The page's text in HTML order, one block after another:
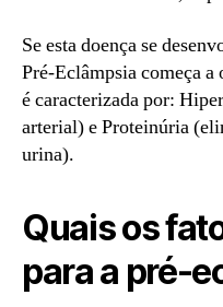
Se esta doença se
Pré-Eclâmpsia começa
é caracterizada por:
arterial) e Proteinúria
urina).
Quais os
para a pré-